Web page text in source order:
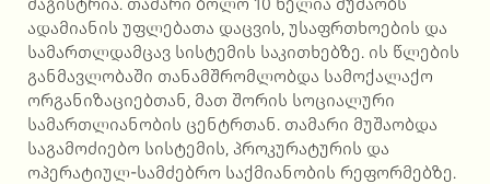
ადამიანის უფლებათა დაცვის, უსაფრთხოების და
სამართლდამცავ სისტემის საკითხებზე. ის წლების
განმავლობაში თანამშრომლობდა სამოქალაქო
ორგანიზაციებთან, მათ შორის სოციალური
სამართლიანობის ცენტრთან. თამარი მუშაობდა
საგამოძიებო სისტემის, პროკურატურის და
ოპერატიულ-სამძებრო საქმიანობის რეფორმებზე.